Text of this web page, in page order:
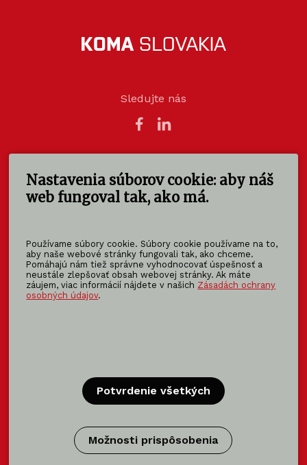
Nastavenia súborov cookie: aby náš
web fungoval tak, ako má.
Používame súbory cookie. Súbory cookie používame na to,
aby naše webové stránky fungovali tak, ako chceme.
Pomáhajú nám tiež správne vyhodnocovať úspešnosť a
neustále zlepšovať obsah webovej stránky. Ak máte
záujem, viac informácií nájdete v našich Zásadách ochrany
osobných údajov.
Potvrdenie všetkých
Možnosti prispôsobenia
Sledujte nás
KOMA SLOVAKIA s.r.o.
Štúrova 140
949 01 Nitra - Mlynárce
info@koma-slovakia.sk
+ 421 37 6518 325
Patríme do rodiny KOMA FAMILY